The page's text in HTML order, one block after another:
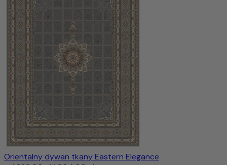
Orientalny dywan tkany Eastern Elegance